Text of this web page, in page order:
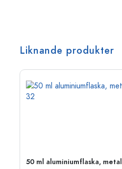
Liknande produkter
50 ml aluminiumflaska,